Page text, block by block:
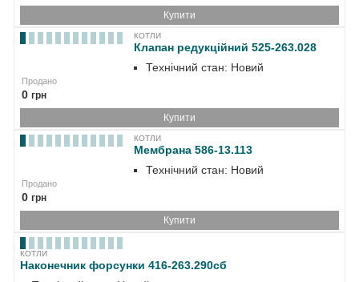
Купити
КОТЛИ
Клапан редукційний 525-263.028
Технічний стан: Новий
Продано
0 грн
Купити
КОТЛИ
Мембрана 586-13.113
Технічний стан: Новий
Продано
0 грн
Купити
КОТЛИ
Наконечник форсунки 416-263.290сб